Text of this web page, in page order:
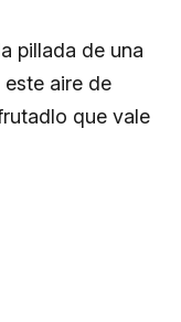
pillada de una
aire de
que vale